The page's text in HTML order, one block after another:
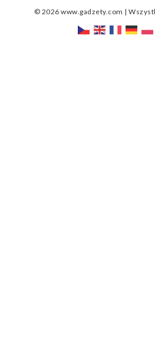
© 2026 www.gadzety.com |